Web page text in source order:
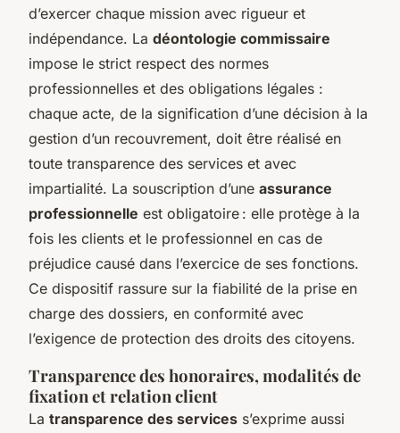
d’exercer chaque mission avec rigueur et
indépendance. La déontologie commissaire
impose le strict respect des normes
professionnelles et des obligations légales :
chaque acte, de la signification d’une décision à la
gestion d’un recouvrement, doit être réalisé en
toute transparence des services et avec
impartialité. La souscription d’une assurance
professionnelle est obligatoire : elle protège à la
fois les clients et le professionnel en cas de
préjudice causé dans l’exercice de ses fonctions.
Ce dispositif rassure sur la fiabilité de la prise en
charge des dossiers, en conformité avec
l’exigence de protection des droits des citoyens.
Transparence des honoraires, modalités de
fixation et relation client
La transparence des services s’exprime aussi